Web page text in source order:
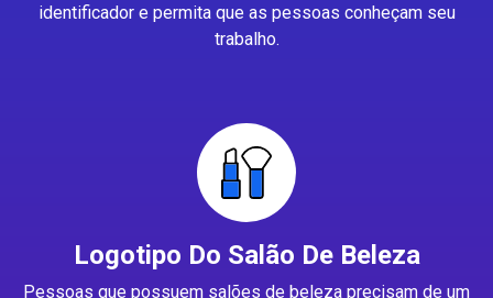
identificador e permita que as pessoas conheçam seu
trabalho.
Logotipo Do Salão De Beleza
Pessoas que possuem salões de beleza precisam de um